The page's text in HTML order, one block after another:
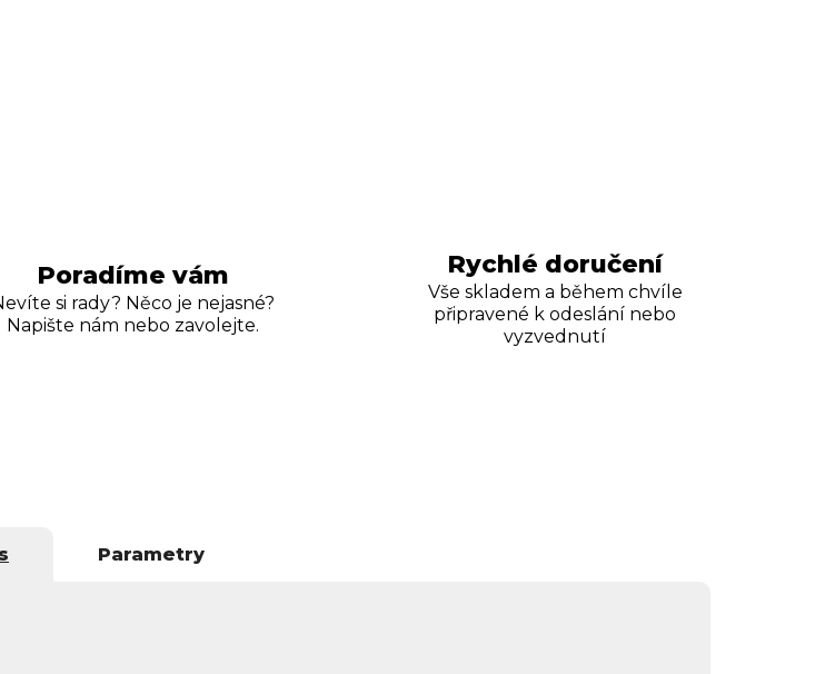
Poradíme vám
si rady? Něco je nejasné?
Napište nám nebo zavolejte.
Rychlé doručení
Vše skladem a během chvíle
připravené k odeslání nebo
vyzvednutí
Parametry